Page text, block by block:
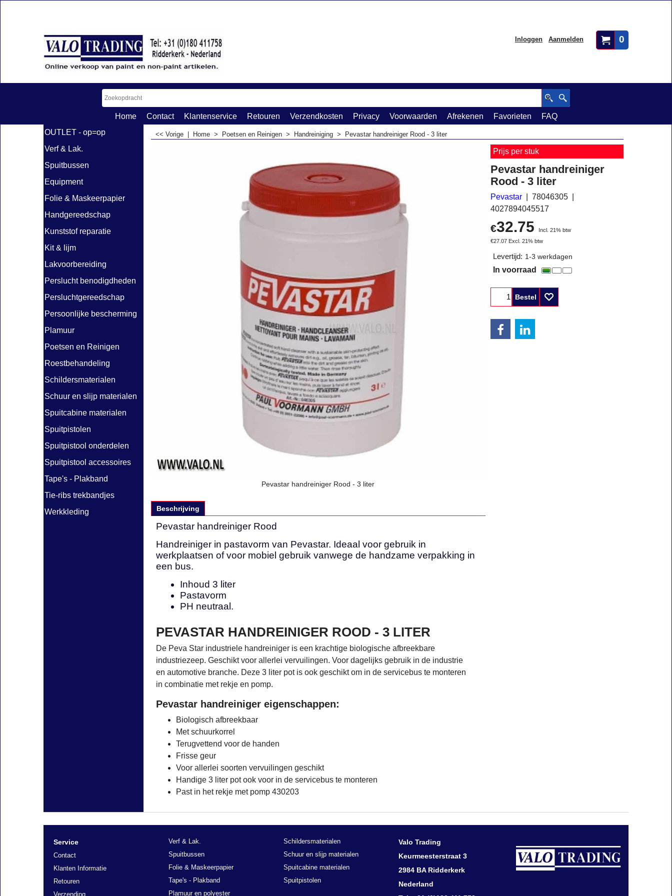
0
Inloggen Aanmelden
Home Contact Klantenservice Retouren Verzendkosten Privacy Voorwaarden Afrekenen Favorieten
FAQ
OUTLET - op=op
Verf & Lak.
Spuitbussen
Equipment
Folie & Maskeerpapier
Handgereedschap
Kunststof reparatie
Kit & lijm
Lakvoorbereiding
Perslucht benodigdheden
Persluchtgereedschap
Persoonlijke bescherming
Plamuur
Poetsen en Reinigen
Roestbehandeling
Schildersmaterialen
Schuur en slijp materialen
Spuitcabine materialen
Spuitpistolen
Spuitpistool onderdelen
Spuitpistool accessoires
Tape's - Plakband
Tie-ribs trekbandjes
Werkkleding
<< Vorige Home > Poetsen en Reinigen > Handreiniging > Pevastar handreiniger Rood - 3 liter
Pevastar handreiniger Rood - 3 liter
Prijs per stuk
Pevastar handreiniger
Rood - 3 liter
Pevastar
78046305
4027894045517
€32.75
Incl. 21% btw
€27.07 Excl. 21% btw
Levertijd: 1-3 werkdagen
In voorraad
Bestel
Beschrijving
Pevastar handreiniger Rood
Handreiniger in pastavorm van Pevastar. Ideaal voor gebruik in
werkplaatsen of voor mobiel gebruik vanwege de handzame verpakking in
een bus.
Inhoud 3 liter
Pastavorm
PH neutraal.
PEVASTAR HANDREINIGER ROOD - 3 LITER
De Peva Star industriele handreiniger is een krachtige biologische afbreekbare
industriezeep. Geschikt voor allerlei vervuilingen. Voor dagelijks gebruik in de industrie
en automotive branche. Deze 3 liter pot is ook geschikt om in de servicebus te monteren
in combinatie met rekje en pomp.
Pevastar handreiniger eigenschappen:
Biologisch afbreekbaar
Met schuurkorrel
Terugvettend voor de handen
Frisse geur
Voor allerlei soorten vervuilingen geschikt
Handige 3 liter pot ook voor in de servicebus te monteren
Past in het rekje met pomp 430203
Service
Contact
Klanten Informatie
Retouren
Verzending
Verf & Lak.
Spuitbussen
Folie & Maskeerpapier
Tape's - Plakband
Plamuur en polyester
Schildersmaterialen
Schuur en slijp materialen
Spuitcabine materialen
Spuitpistolen
Valo Trading
Keurmeesterstraat 3
2984 BA Ridderkerk
Nederland